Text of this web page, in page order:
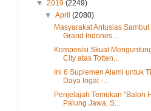
▼ 2019 (2249)
▼April(2080)
Masyarakat Antusias
Grand Indones...
Komposisi Skuat
City atas Totten...
Ini 6 Suplemen Alami untuk
Daya Ingat -...
Penjelajah Temukan "Balon
Palung Jawa, S...